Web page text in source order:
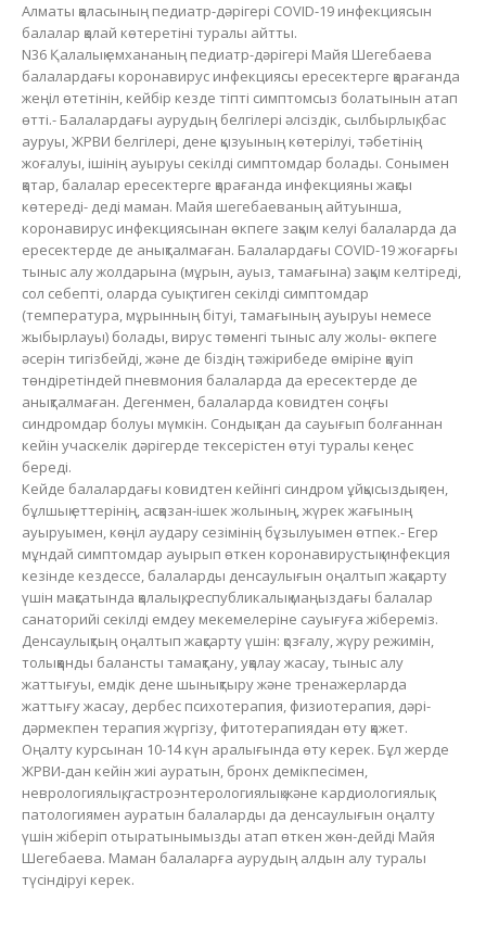
Алматы қаласының педиатр-дәрігері COVID-19 инфекциясын
балалар қалай көтеретіні туралы айтты.
N36 Қалалық емхананың педиатр-дәрігері Майя Шегебаева
балалардағы коронавирус инфекциясы ересектерге қарағанда
жеңіл өтетінін, кейбір кезде тіпті симптомсыз болатынын атап
өтті.- Балалардағы аурудың белгілері әлсіздік, сылбырлық, бас
ауруы, ЖРВИ белгілері, дене қызуының көтерілуі, тәбетінің
жоғалуы, ішінің ауыруы секілді симптомдар болады. Сонымен
қатар, балалар ересектерге қарағанда инфекцияны жақсы
көтереді- деді маман. Майя шегебаеваның айтуынша,
коронавирус инфекциясынан өкпеге зақым келуі балаларда да
ересектерде де анықталмаған. Балалардағы COVID-19 жоғарғы
тыныс алу жолдарына (мұрын, ауыз, тамағына) зақым келтіреді,
сол себепті, оларда суық тиген секілді симптомдар
(температура, мұрынның бітуі, тамағының ауыруы немесе
жыбырлауы) болады, вирус төменгі тыныс алу жолы- өкпеге
әсерін тигізбейді, және де біздің тәжірибеде өміріне қауіп
төндіретіндей пневмония балаларда да ересектерде де
анықталмаған. Дегенмен, балаларда ковидтен соңғы
синдромдар болуы мүмкін. Сондықтан да сауығып болғаннан
кейін учаскелік дәрігерде тексерістен өтуі туралы кеңес
береді.
Кейде балалардағы ковидтен кейінгі синдром ұйқысыздықпен,
бұлшық еттерінің, асқазан-ішек жолының, жүрек жағының
ауыруымен, көңіл аудару сезімінің бұзылуымен өтпек.- Егер
мұндай симптомдар ауырып өткен коронавирустық инфекция
кезінде кездессе, балаларды денсаулығын оңалтып жақсарту
үшін мақсатында қалалық, республикалық маңыздағы балалар
санаторийі секілді емдеу мекемелеріне сауығуға жібереміз.
Денсаулықтың оңалтып жақсарту үшін: қозғалу, жүру режимін,
толыққанды балансты тамақтану, уқалау жасау, тыныс алу
жаттығуы, емдік дене шынықтыру және тренажерларда
жаттығу жасау, дербес психотерапия, физиотерапия, дәрі-
дәрмекпен терапия жүргізу, фитотерапиядан өту қажет.
Оңалту курсынан 10-14 күн аралығында өту керек. Бұл жерде
ЖРВИ-дан кейін жиі ауратын, бронх демікпесімен,
неврологиялық, гастроэнтерологиялық және кардиологиялық
патологиямен ауратын балаларды да денсаулығын оңалту
үшін жіберіп отыратынымызды атап өткен жөн-дейді Майя
Шегебаева. Маман балаларға аурудың алдын алу туралы
түсіндіруі керек.